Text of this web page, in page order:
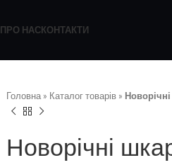
ПРО НАСКОНТАКТИ
Головна » Каталог товарів »
Новорічні